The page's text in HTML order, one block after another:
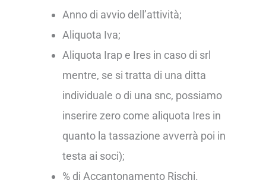
Anno di avvio dell’attività;
Aliquota Iva;
Aliquota Irap e Ires in caso di srl
mentre, se si tratta di una ditta
individuale o di una snc, possiamo
inserire zero come aliquota Ires in
quanto la tassazione avverrà poi in
testa ai soci);
% di Accantonamento Rischi.